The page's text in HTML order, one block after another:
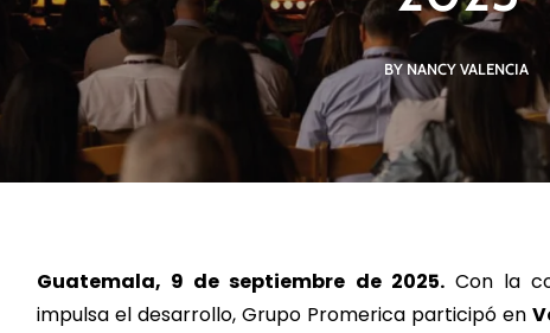
LEER MÁS LEER MÁS
BY NANCY VALENCIA
Guatemala, 9 de septiembre de 2025.Con la
impulsa el desarrollo, Grupo Promerica participó en